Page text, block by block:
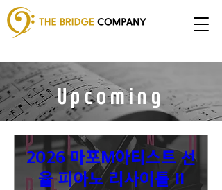
Upcoming
Concerts
2026 마포M아티스트 선
율 피아노 리사이틀 II